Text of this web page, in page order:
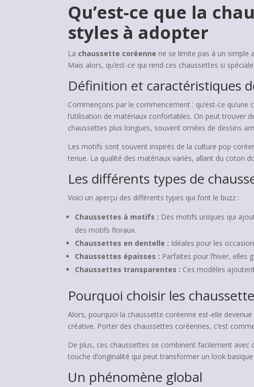
Qu’est-ce que la
styles à adopter
La chaussette coréenne ne se limite pas à un simple
Mais alors, qu’est-ce qui rend ces chaussettes si
Définition et caractéristiques
Commençons par le commencement : qu’est-ce
l’utilisation de matériaux confortables. On peut trouver
chaussettes plus longues, souvent ornées de dessins
Les motifs sont souvent inspirés de la culture pop
tenue. La qualité des matériaux variés, allant du coton
Les différents types de
Voici un aperçu des différents types qui font le buzz :
Chaussettes à motifs : Des motifs uniques qui
des motifs floraux.
Chaussettes en dentelle : Idéales pour les
Chaussettes épaisses : Parfaites pour l’hiver,
Chaussettes transparentes : Ces modèles
Pourquoi choisir les
Alors, pourquoi la chaussette coréenne est-elle
créative. Porter des chaussettes coréennes, c’est
De plus, ces chaussettes se combinent facilement
touche d’originalité qui peut transformer un look
Un phénomène global